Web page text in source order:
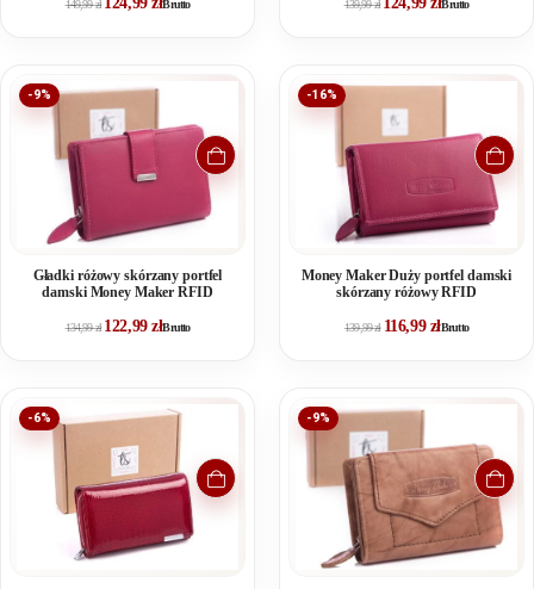
149,99zł Brutto 139,99zł Brutto
-9%
Gładki różowy skórzany portfel
damski Money Maker RFID
134,99zł 122,99złBrutto
-16%
Money Maker Duży portfel damski
skórzany różowy RFID
139,99zł 116,99 złBrutto
-6% -9%